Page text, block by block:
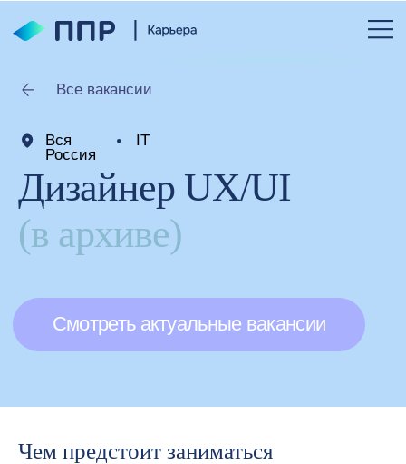
Дизайнер UX/UI
(в архиве)
Смотреть актуальные вакансии
Чем предстоит заниматься